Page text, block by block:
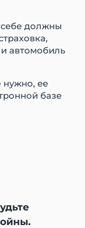
должны
автомобиль
нужно, ее
базе